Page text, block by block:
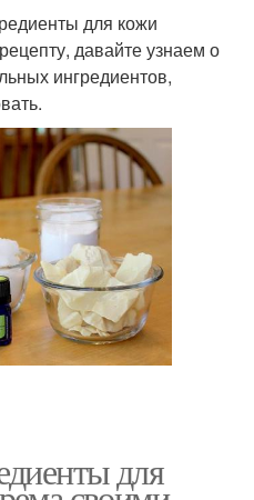
для кожи
давайте узнаем о
ингредиентов,
для